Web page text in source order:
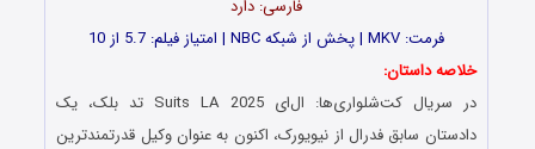
فارسی: دارد
فرمت: MKV | پخش از شبکه NBC | امتیاز فیلم: 5.7 از 10
خلاصه داستان:
در سریال کت‌شلواری‌ها: ال‌ای Suits LA 2025 تد بلک، یک
دادستان سابق فدرال از نیویورک، اکنون به عنوان وکیل قدرتمندترین